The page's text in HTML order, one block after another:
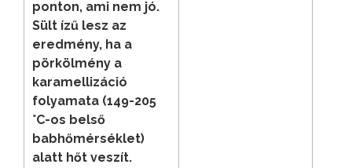
ponton, ami nem jó.
Sült ízű lesz az
eredmény, ha a
pörkölmény a
karamellizáció
folyamata (149-205
°C-os belső
babhőmérséklet)
alatt hőt veszít.